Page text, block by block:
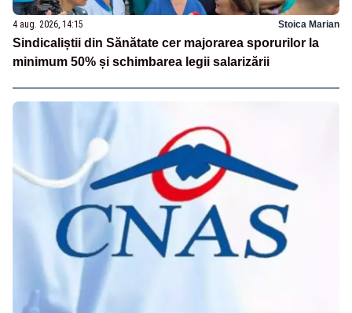
4 aug. 2026, 14:15 Stoica Marian
Sindicaliștii din Sănătate cer majorarea sporurilor la
minimum 50% și schimbarea legii salarizării